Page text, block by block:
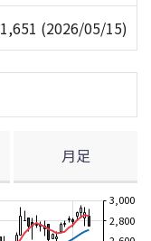
1,651 (2026/05/15)
月足
2,800
3,000